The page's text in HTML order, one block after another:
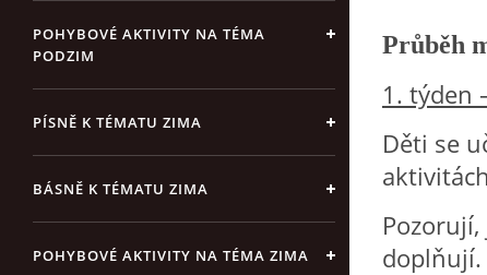
POHYBOVÉ AKTIVITY NA TÉMA
PODZIM
PÍSNĚ K TÉMATU ZIMA
BÁSNĚ K TÉMATU ZIMA
POHYBOVÉ AKTIVITY NA TÉMA ZIMA
Průběh
1. týden
Děti se
doplňují.